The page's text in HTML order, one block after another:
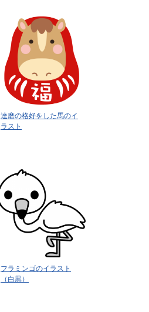
達磨の格好をした馬のイ
ラスト
フラミンゴのイラスト
（白黒）